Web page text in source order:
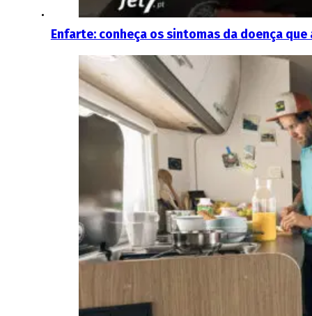
Enfarte: conheça os sintomas da doença